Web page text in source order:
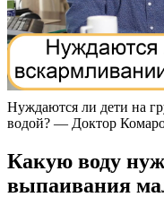
Нуждаются ли дети на
водой? — Доктор
Какую воду
выпаивания